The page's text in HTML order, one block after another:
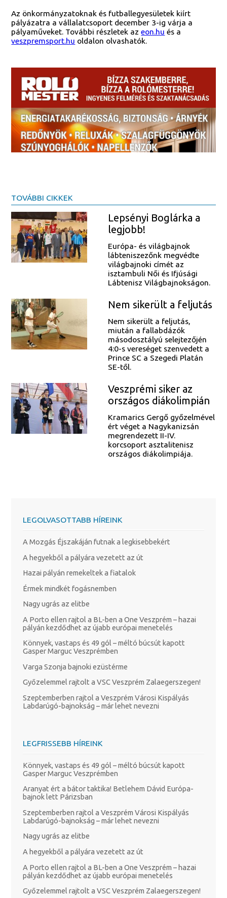
Az önkormányzatoknak és futballegyesületek kiírt
pályázatra a vállalatcsoport december 3-ig várja a
pályaműveket. További részletek azeon.hu és a
veszpremsport.hu oldalon olvashatók.
TOVÁBBI CIKKEK
Lepsényi Boglárka a
legjobb!
Európa- és világbajnok
lábteniszezőnk megvédte
világbajnoki címét az
isztambuli Női és Ifjúsági
Lábtenisz Világbajnokságon.
Nem sikerült a feljutás
Nem sikerült a feljutás,
miután a fallabdázók
másodosztályú selejtezőjén
4:0-s vereséget szenvedett a
Prince SC a Szegedi Platán
SE-től.
Veszprémi siker az
országos diákolimpián
Kramarics Gergő győzelmével
ért véget a Nagykanizsán
megrendezett II-IV.
korcsoport asztalitenisz
országos diákolimpiája.
LEGOLVASOTTABB HÍREINK
A Mozgás Éjszakáján futnak a legkisebbekért
A hegyekből a pályára vezetett az út
Hazai pályán remekeltek a fiatalok
Érmek mindkét fogásnemben
Nagy ugrás az elitbe
A Porto ellen rajtol a BL-ben a One Veszprém – hazai
pályán kezdődhet az újabb európai menetelés
Könnyek, vastaps és 49 gól – méltó búcsút kapott
Gasper Marguc Veszprémben
Varga Szonja bajnoki ezüstérme
Győzelemmel rajtolt a VSC Veszprém Zalaegerszegen!
Szeptemberben rajtol a Veszprém Városi Kispályás
Labdarúgó-bajnokság – már lehet nevezni
LEGFRISSEBB HÍREINK
Könnyek, vastaps és 49 gól – méltó búcsút kapott
Gasper Marguc Veszprémben
Aranyat ért a bátor taktika! Betlehem Dávid Európa-
bajnok lett Párizsban
Szeptemberben rajtol a Veszprém Városi Kispályás
Labdarúgó-bajnokság – már lehet nevezni
Nagy ugrás az elitbe
A hegyekből a pályára vezetett az út
A Porto ellen rajtol a BL-ben a One Veszprém – hazai
pályán kezdődhet az újabb európai menetelés
Győzelemmel rajtolt a VSC Veszprém Zalaegerszegen!